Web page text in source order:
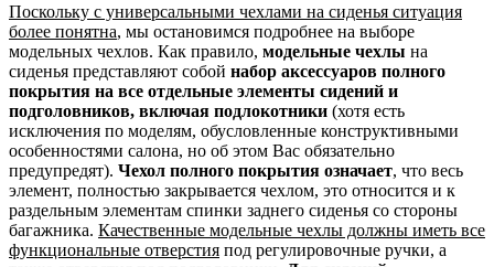
Поскольку с универсальными чехлами на сиденья ситуация
более понятна, мы остановимся подробнее на выборе
модельных чехлов. Как правило, модельные чехлы на
сиденья представляют собой набор аксессуаров полного
покрытия на все отдельные элементы сидений и
подголовников, включая подлокотники (хотя есть
исключения по моделям, обусловленные конструктивными
особенностями салона, но об этом Вас обязательно
предупредят). Чехол полного покрытия означает, что весь
элемент, полностью закрывается чехлом, это относится и к
раздельным элементам спинки заднего сиденья со стороны
багажника. Качественные модельные чехлы должны иметь все
функциональные отверстия под регулировочные ручки, а